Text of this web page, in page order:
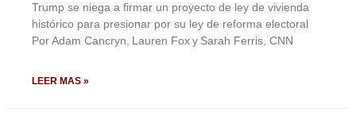
Trump se niega a firmar un proyecto de ley de vivienda
histórico para presionar por su ley de reforma electoral
Por Adam Cancryn, Lauren Fox y Sarah Ferris, CNN
LEER MAS »